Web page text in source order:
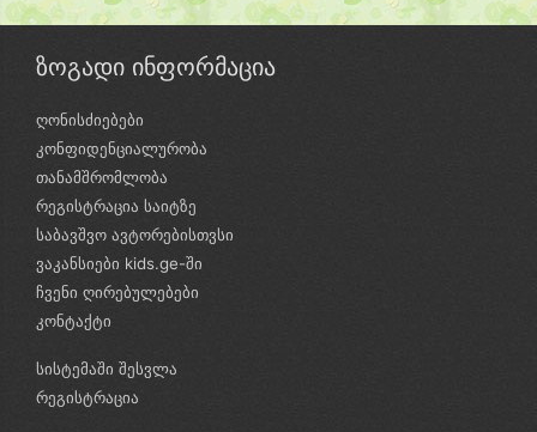
ზოგადი ინფორმაცია
ღონისძიებები
კონფიდენციალურობა
თანამშრომლობა
რეგისტრაცია საიტზე
საბავშვო ავტორებისთვსი
ვაკანსიები kids.ge-ში
ჩვენი ღირებულებები
კონტაქტი
სისტემაში შესვლა
რეგისტრაცია